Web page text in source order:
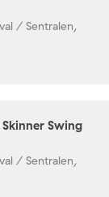
/ Sentralen,
Swing
/ Sentralen,